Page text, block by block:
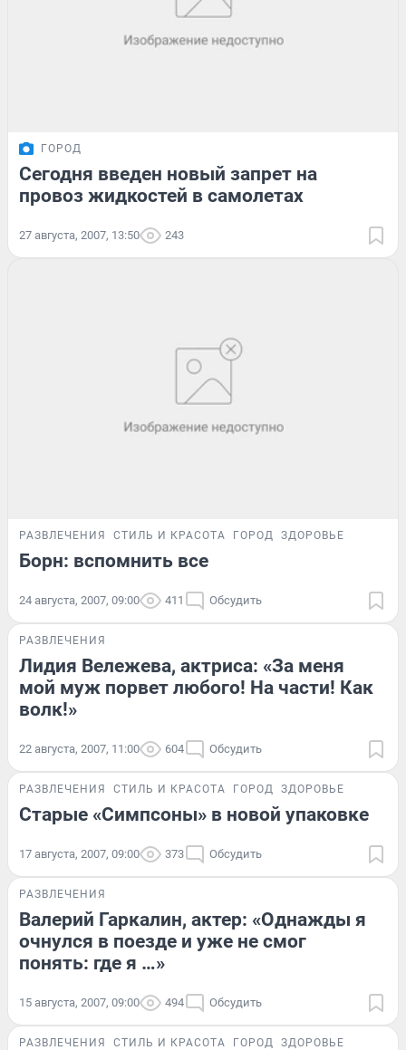
ГОРОД
Сегодня введен новый запрет на
провоз жидкостей в самолетах
27 августа, 2007, 13:50 243
РАЗВЛЕЧЕНИЯ СТИЛЬ И КРАСОТА ГОРОД ЗДОРОВЬЕ
Борн: вспомнить все
24 августа, 2007, 09:00 411 Обсудить
РАЗВЛЕЧЕНИЯ
Лидия Вележева, актриса: «За меня
мой муж порвет любого! На части! Как
волк!»
22 августа, 2007, 11:00 604 Обсудить
РАЗВЛЕЧЕНИЯ СТИЛЬ И КРАСОТА ГОРОД ЗДОРОВЬЕ
Старые «Симпсоны» в новой упаковке
17 августа, 2007, 09:00 373 Обсудить
РАЗВЛЕЧЕНИЯ
Валерий Гаркалин, актер: «Однажды я
очнулся в поезде и уже не смог
понять: где я …»
15 августа, 2007, 09:00 494 Обсудить
РАЗВЛЕЧЕНИЯ СТИЛЬ И КРАСОТА ГОРОД ЗДОРОВЬЕ